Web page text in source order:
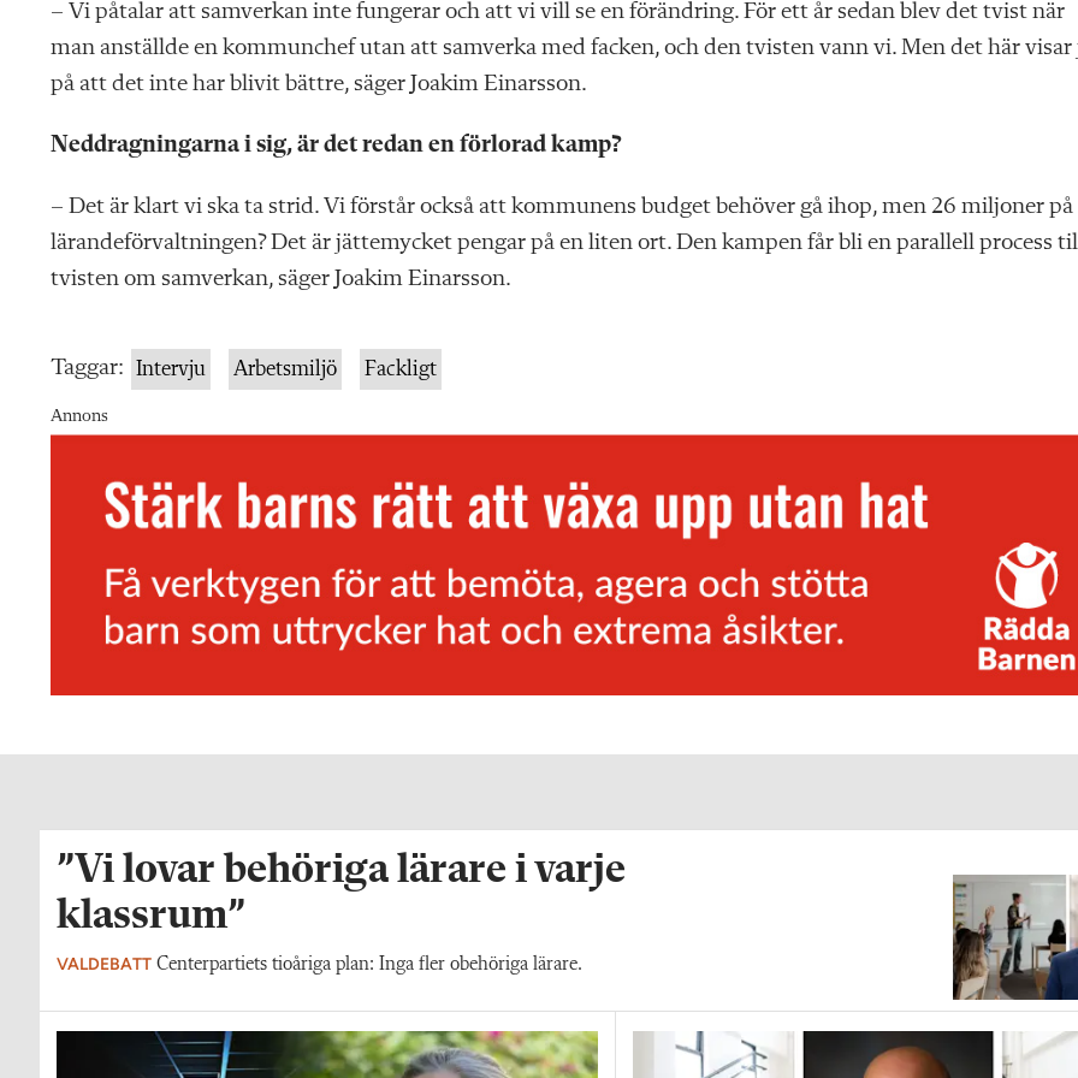
– Vi påtalar att samverkan inte fungerar och att vi vill se en förändring. För ett år sedan blev det tvist när
man anställde en kommunchef utan att samverka med facken, och den tvisten vann vi. Men det här visar
på att det inte har blivit bättre, säger Joakim Einarsson.
Neddragningarna i sig, är det redan en förlorad kamp?
– Det är klart vi ska ta strid. Vi förstår också att kommunens budget behöver gå ihop, men 26 miljoner på
lärandeförvaltningen? Det är jättemycket pengar på en liten ort. Den kampen får bli en parallell process
tvisten om samverkan, säger Joakim Einarsson.
Taggar: Intervju Arbetsmiljö Fackligt
Annons
”Vi lovar behöriga lärare i varje
klassrum”
VALDEBATT Centerpartiets tioåriga plan: Inga fler obehöriga lärare.